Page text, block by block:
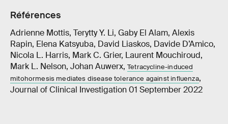
Références
Adrienne Mottis, Terytty Y. Li, Gaby El Alam, Alexis
Rapin, Elena Katsyuba, David Liaskos, Davide D’Amico,
Nicola L. Harris, Mark C. Grier, Laurent Mouchiroud,
Mark L. Nelson, Johan Auwerx, Tetracycline-induced
mitohormesis mediates disease tolerance against influenza,
Journal of Clinical Investigation 01 September 2022